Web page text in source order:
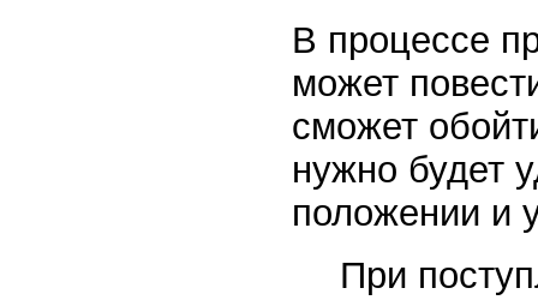
В процессе
может
сможет
нужно будет
положении и
При